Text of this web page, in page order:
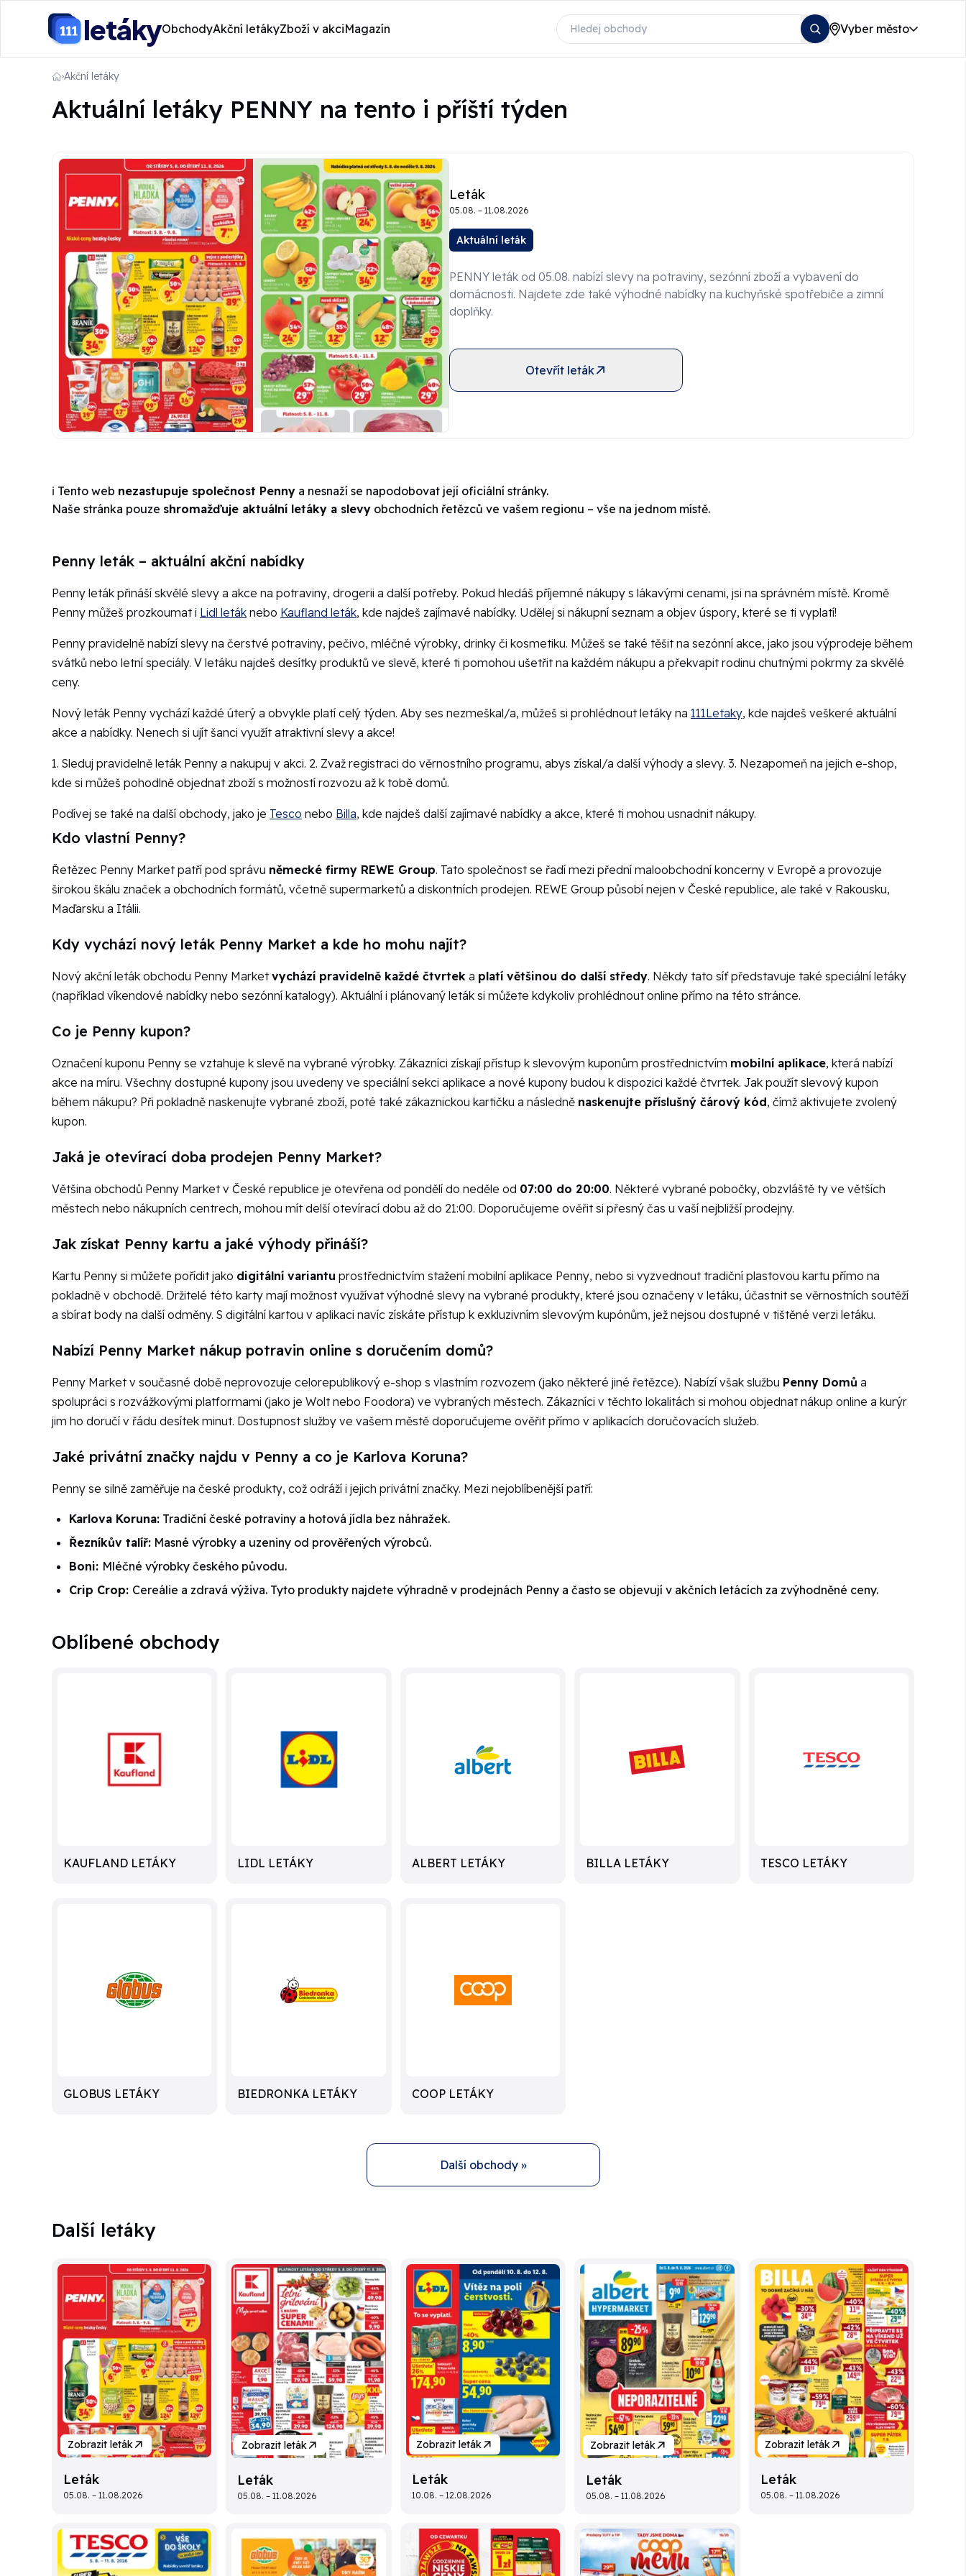
letákyObchodyAkční letákyZboží v akciMagazín Vyber město
Akční letáky
Aktuální letáky PENNY na tento i příští týden
Leták
05.08. – 11.08.2026
Aktuální leták
PENNY leták od 05.08. nabízí slevy na potraviny, sezónní zboží a vybavení do
domácnosti. Najdete zde také výhodné nabídky na kuchyňské spotřebiče a zimní
doplňky.
Otevřít leták
ℹ️ Tento web nezastupuje společnost Penny a nesnaží se napodobovat její oficiální stránky.
Naše stránka pouze shromažďuje aktuální letáky a slevy obchodních řetězců ve vašem regionu – vše na jednom místě.
Penny leták – aktuální akční nabídky
Penny leták přináší skvělé slevy a akce na potraviny, drogerii a další potřeby. Pokud hledáš příjemné nákupy s lákavými cenami, jsi na správném místě. Kromě
Penny můžeš prozkoumat i Lidl leták nebo Kaufland leták, kde najdeš zajímavé nabídky. Udělej si nákupní seznam a objev úspory, které se ti vyplatí!
Penny pravidelně nabízí slevy na čerstvé potraviny, pečivo, mléčné výrobky, drinky či kosmetiku. Můžeš se také těšit na sezónní akce, jako jsou výprodeje během
svátků nebo letní speciály. V letáku najdeš desítky produktů ve slevě, které ti pomohou ušetřit na každém nákupu a překvapit rodinu chutnými pokrmy za skvělé
ceny.
Nový leták Penny vychází každé úterý a obvykle platí celý týden. Aby ses nezmeškal/a, můžeš si prohlédnout letáky na 111Letaky, kde najdeš veškeré aktuální
akce a nabídky. Nenech si ujít šanci využít atraktivní slevy a akce!
1. Sleduj pravidelně leták Penny a nakupuj v akci. 2. Zvaž registraci do věrnostního programu, abys získal/a další výhody a slevy. 3. Nezapomeň na jejich e-shop,
kde si můžeš pohodlně objednat zboží s možností rozvozu až k tobě domů.
Podívej se také na další obchody, jako je Tesco nebo Billa, kde najdeš další zajímavé nabídky a akce, které ti mohou usnadnit nákupy.
Kdo vlastní Penny?
Řetězec Penny Market patří pod správu německé firmy REWE Group. Tato společnost se řadí mezi přední maloobchodní koncerny v Evropě a provozuje
širokou škálu značek a obchodních formátů, včetně supermarketů a diskontních prodejen. REWE Group působí nejen v České republice, ale také v Rakousku,
Maďarsku a Itálii.
Kdy vychází nový leták Penny Market a kde ho mohu najít?
Nový akční leták obchodu Penny Marketvychází pravidelně každé čtvrtek a platí většinou do další středy. Někdy tato síť představuje také speciální letáky
(například víkendové nabídky nebo sezónní katalogy). Aktuální i plánovaný leták si můžete kdykoliv prohlédnout online přímo na této stránce.
Co je Penny kupon?
Označení kuponu Penny se vztahuje k slevě na vybrané výrobky. Zákazníci získají přístup k slevovým kuponům prostřednictvím mobilní aplikace, která nabízí
akce na míru. Všechny dostupné kupony jsou uvedeny ve speciální sekci aplikace a nové kupony budou k dispozici každé čtvrtek. Jak použít slevový kupon
během nákupu? Při pokladně naskenujte vybrané zboží, poté také zákaznickou kartičku a následně naskenujte příslušný čárový kód, čímž aktivujete zvolený
kupon.
Jaká je otevírací doba prodejen Penny Market?
Většina obchodů Penny Market v České republice je otevřena od pondělí do neděle od 07:00 do 20:00. Některé vybrané pobočky, obzvláště ty ve větších
městech nebo nákupních centrech, mohou mít delší otevírací dobu až do 21:00. Doporučujeme ověřit si přesný čas u vaší nejbližší prodejny.
Jak získat Penny kartu a jaké výhody přináší?
Kartu Penny si můžete pořídit jako digitální variantu prostřednictvím stažení mobilní aplikace Penny, nebo si vyzvednout tradiční plastovou kartu přímo na
pokladně v obchodě. Držitelé této karty mají možnost využívat výhodné slevy na vybrané produkty, které jsou označeny v letáku, účastnit se věrnostních soutěží
a sbírat body na další odměny. S digitální kartou v aplikaci navíc získáte přístup k exkluzivním slevovým kupónům, jež nejsou dostupné v tištěné verzi letáku.
Nabízí Penny Market nákup potravin online s doručením domů?
Penny Market v současné době neprovozuje celorepublikový e-shop s vlastním rozvozem (jako některé jiné řetězce). Nabízí však službu Penny Domů a
spolupráci s rozvážkovými platformami (jako je Wolt nebo Foodora) ve vybraných městech. Zákazníci v těchto lokalitách si mohou objednat nákup online a kurýr
jim ho doručí v řádu desítek minut. Dostupnost služby ve vašem městě doporučujeme ověřit přímo v aplikacích doručovacích služeb.
Jaké privátní značky najdu v Penny a co je Karlova Koruna?
Penny se silně zaměřuje na české produkty, což odráží i jejich privátní značky. Mezi nejoblíbenější patří:
Karlova Koruna: Tradiční české potraviny a hotová jídla bez náhražek.
Řezníkův talíř: Masné výrobky a uzeniny od prověřených výrobců.
Boni: Mléčné výrobky českého původu.
Crip Crop: Cereálie a zdravá výživa. Tyto produkty najdete výhradně v prodejnách Penny a často se objevují v akčních letácích za zvýhodněné ceny.
Oblíbené obchody
KAUFLAND LETÁKY LIDL LETÁKY ALBERT LETÁKY BILLA LETÁKY TESCO LETÁKY
GLOBUS LETÁKY BIEDRONKA LETÁKY COOP LETÁKY
Další obchody »
Další letáky
Zobrazit leták
Leták
05.08. – 11.08.2026
Zobrazit leták
Leták
05.08. – 11.08.2026
Zobrazit leták
Leták
10.08. – 12.08.2026
Zobrazit leták
Leták
05.08. – 11.08.2026
Zobrazit leták
Leták
05.08. – 11.08.2026